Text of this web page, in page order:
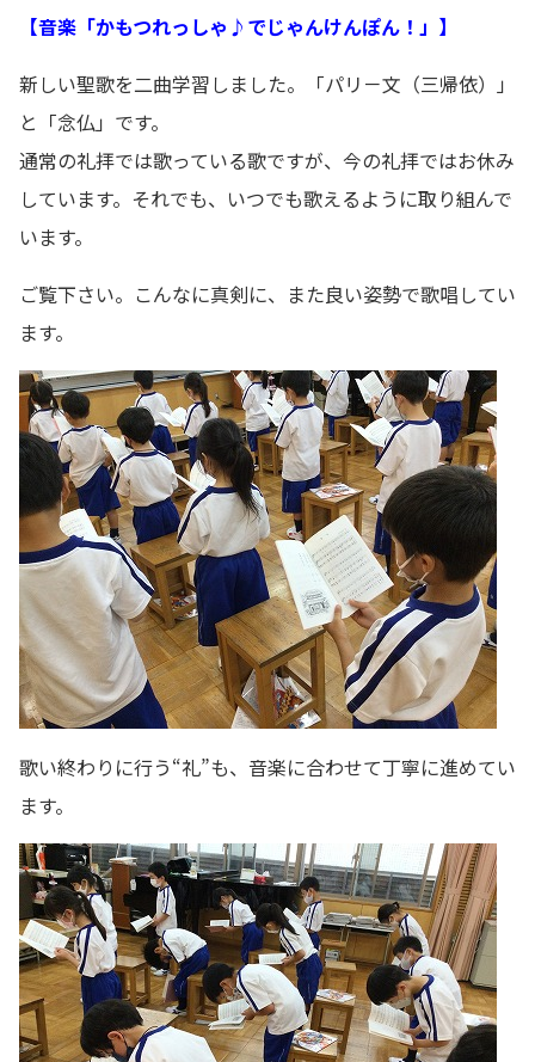
【音楽「かもつれっしゃ♪でじゃんけんぽん！」】
新しい聖歌を二曲学習しました。「パリ－文（三帰依）」
と「念仏」です。
通常の礼拝では歌っている歌ですが、今の礼拝ではお休み
しています。それでも、いつでも歌えるように取り組んで
います。
ご覧下さい。こんなに真剣に、また良い姿勢で歌唱してい
ます。
歌い終わりに行う“礼”も、音楽に合わせて丁寧に進めてい
ます。